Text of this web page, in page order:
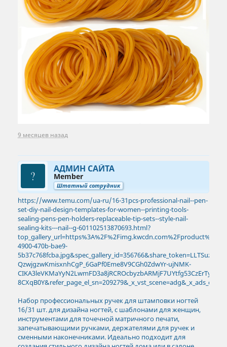
9 месяцев назад
АДМИН САЙТА
Member
Штатный сотрудник
https://www.temu.com/ua-ru/16-31pcs-professional-nail--pen-
set-diy-nail-design-templates-for-women--printing-tools-
sealing-pens-pen-holders-replaceable-tip-sets--style-nail-
sealing-kits---nail--g-601102513870693.html?
4900-470b-bae9-
QzwjgzwKmisxnhCgP_6GaPf0Eme8V9CGh0ZdwYr-ujNMK-
Набор профессиональных ручек для штамповки ногтей
16/31 шт. для дизайна ногтей, с шаблонами для женщин,
инструментами для точечной матричного печати,
запечатывающими ручками, держателями для ручек и
сменными наконечниками. Идеально подходит для